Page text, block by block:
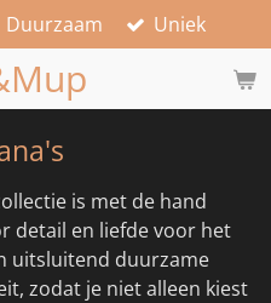
Duurzaam Uniek
is met de hand
detail en liefde voor het
uitsluitend duurzame
zodat je niet alleen kiest